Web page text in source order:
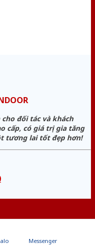
cho đối tác và khách
cấp, có giá trị gia tăng
tương lai tốt đẹp hơn!
Messenger